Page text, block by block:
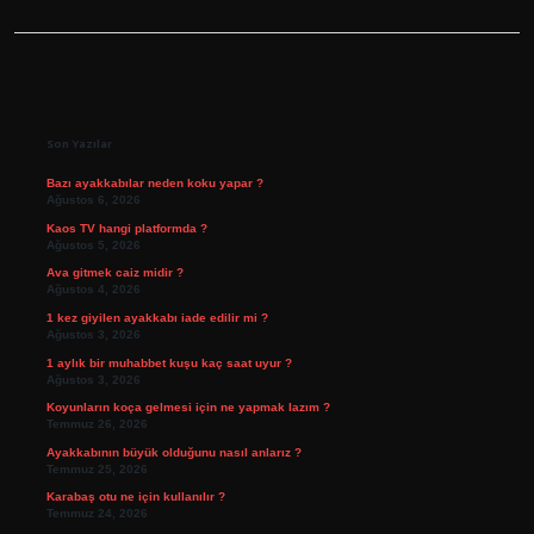
Son Yazılar
Bazı ayakkabılar neden koku yapar ?
Ağustos 6, 2026
Kaos TV hangi platformda ?
Ağustos 5, 2026
Ava gitmek caiz midir ?
Ağustos 4, 2026
1 kez giyilen ayakkabı iade edilir mi ?
Ağustos 3, 2026
1 aylık bir muhabbet kuşu kaç saat uyur ?
Ağustos 3, 2026
Koyunların koça gelmesi için ne yapmak lazım ?
Temmuz 26, 2026
Ayakkabının büyük olduğunu nasıl anlarız ?
Temmuz 25, 2026
Karabaş otu ne için kullanılır ?
Temmuz 24, 2026